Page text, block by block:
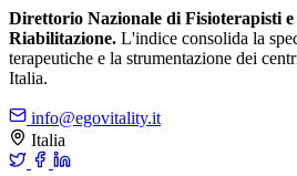
Direttorio Nazionale di Fisioterapisti
Riabilitazione. L'indice consolida la
terapeutiche e la strumentazione dei
Italia.
info@egovitality.it
Italia